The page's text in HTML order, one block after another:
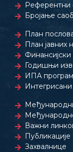
Референтни
Бројање
План
План јавних
Финансијски
Годишњи
ИПА
Важни
Публикације
Захвалнице